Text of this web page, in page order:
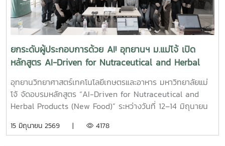
เทคโนโลยีและการระดมทุน นอกจากนี้ ผู้เข้าร่วมยังได้รับฟังการ
เสวนาพิเศษ “เส้นทางนี้ไม่มีหลง” จากคณาจารย์และผู้ทรง
คุณวุฒิ ซึ่งได้ร่วมถ่ายทอดประสบการณ์และแนวคิดในการนำองค์
ความรู้ งานวิจัย และนวัตกรรมไปสู่การใช้ประโยชน์จริงในภาค
ธุรกิจ กิจกรรมในครั้งนี้นับเป็นอีกหนึ่งเวทีสำคัญในการส่งเสริม
การพัฒนาศักยภาพด้านนวัตกรรม การเชื่อมโยงเครือข่ายความ
ร่วมมือ และการผลักดันผลงานวิจัยสู่การสร้างมูลค่าเพิ่มทาง
เศรษฐกิจและสังคมอย่างยั่งยืน ?? ขอขอบคุณวิทยากร ผู้ทรง
คุณวุฒิ และผู้เข้าร่วมกิจกรรมทุกท่าน ที่ให้ความสนใจและมีส่วน
#SPANTechnologyScoutingAndScreeningLab
ยกระดับผู้ประกอบการด้วย AI! อุทยานฯ ม.แม่โจ้ เปิด
หลักสูตร AI-Driven for Nutraceutical and Herbal
อุทยานวิทยาศาสตร์เทคโนโลยีเกษตรและอาหาร มหาวิทยาลัยแม่
โจ้ จัดอบรมหลักสูตร “AI-Driven for Nutraceutical and
Herbal Products (New Food)” ระหว่างวันที่ 12–14 มิถุนายน
มหาวิทยาลัยแม่โจ้ เพื่อเสริมสร้างศักยภาพผู้ประกอบการใน
15 มิถุนายน 2569 | 4178